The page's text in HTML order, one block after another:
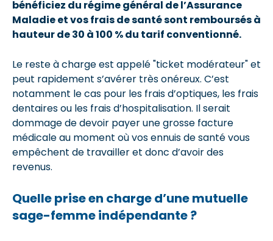
bénéficiez du régime général de l’Assurance
Maladie et vos frais de santé sont remboursés à
hauteur de 30 à 100 % du tarif conventionné.
Le reste à charge est appelé "ticket modérateur" et
peut rapidement s’avérer très onéreux. C’est
notamment le cas pour les frais d’optiques, les frais
dentaires ou les frais d’hospitalisation. Il serait
dommage de devoir payer une grosse facture
médicale au moment où vos ennuis de santé vous
empêchent de travailler et donc d’avoir des
revenus.
Quelle prise en charge d’une mutuelle
sage-femme indépendante ?